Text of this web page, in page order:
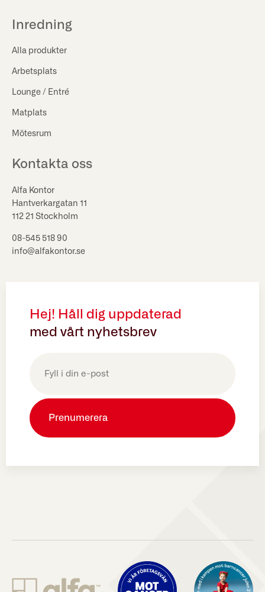
Inredning
Alla produkter
Arbetsplats
Lounge / Entré
Matplats
Mötesrum
Kontakta oss
Alfa Kontor
Hantverkargatan 11
112 21 Stockholm
08-545 518 90
info@alfakontor.se
Hej! Håll dig uppdaterad
med vårt nyhetsbrev
(Obligatoriskt)